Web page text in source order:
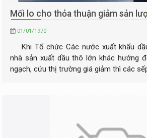
Mối lo cho thỏa thuận giảm sản
01/01/1970
Khi Tổ chức Các nước xuất khẩu
nhà sản xuất dầu thô lớn khác hướng
ngạch, cứu thị trường giá giảm thì các